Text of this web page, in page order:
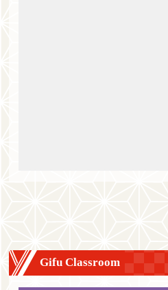
Gifu Classroom